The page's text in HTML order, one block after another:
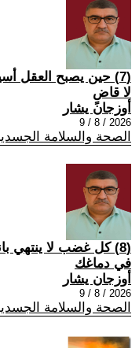
(7) حين يصبح العقل
لا قاضٍ
أوزجان يشار
2026 / 8 / 9
الصحة والسلامة
(8) كل غضب لا ينتهي
في دماغك
أوزجان يشار
2026 / 8 / 9
الصحة والسلامة